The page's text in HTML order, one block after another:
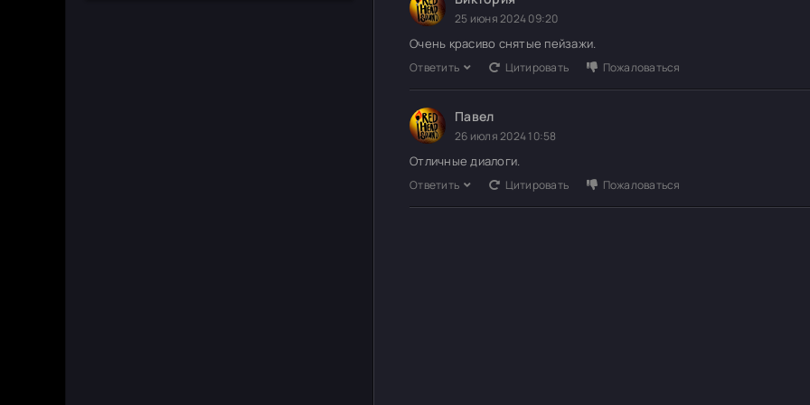
25 июня 2024 09:20
Очень красиво снятые пейзажи.
Ответить Цитировать Пожаловаться
Павел
26 июля 2024 10:58
Отличные диалоги.
Ответить Цитировать Пожаловаться